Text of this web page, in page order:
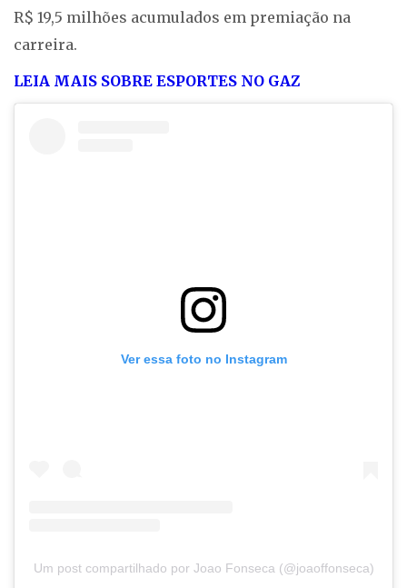
R$ 19,5 milhões acumulados em premiação na
carreira.
LEIA MAIS SOBRE ESPORTES NO GAZ
Ver essa foto no Instagram
Um post compartilhado por Joao Fonseca (@joaoffonseca)